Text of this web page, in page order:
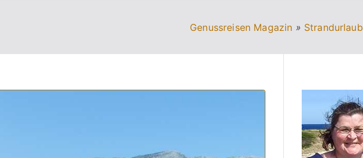
Genussreisen Magazin » Strandurlaub